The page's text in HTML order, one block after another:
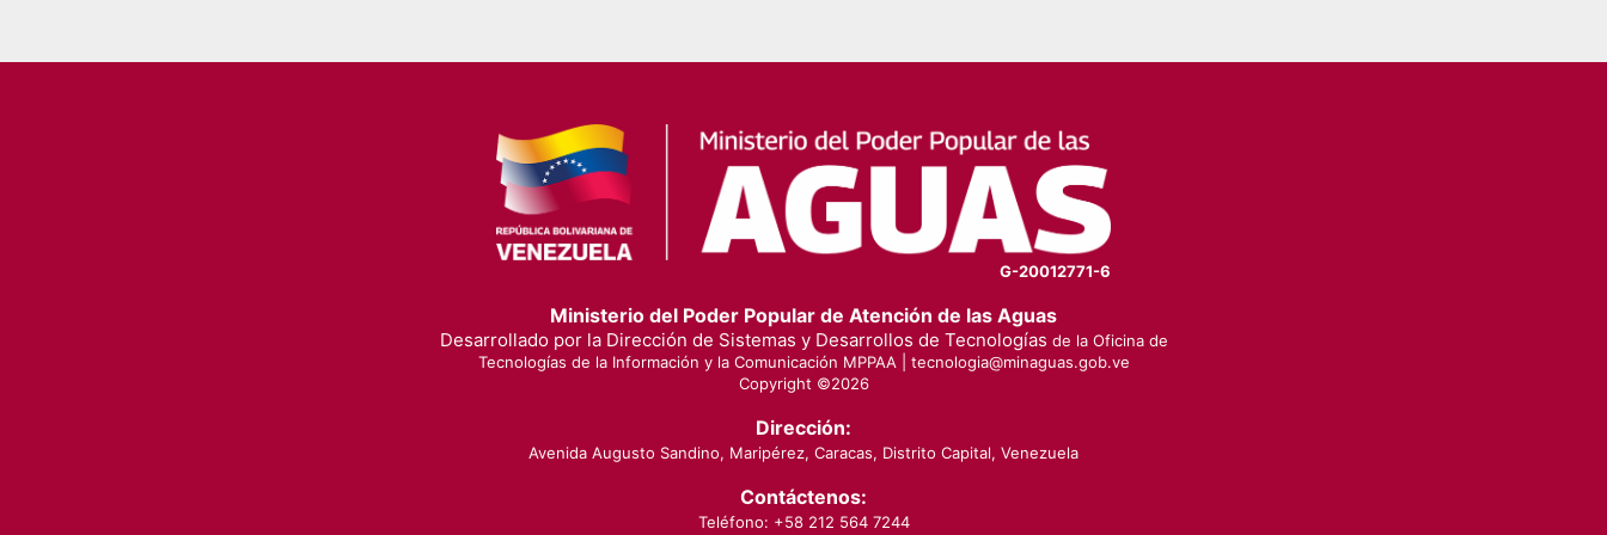
G-20012771-6
Ministerio del Poder Popular de Atención de las Aguas
Desarrollado por la Dirección de Sistemas y Desarrollos de Tecnologías de la Oficina de
Tecnologías de la Información y la Comunicación MPPAA | tecnologia@minaguas.gob.ve
Copyright ©2026
Dirección:
Avenida Augusto Sandino, Maripérez, Caracas, Distrito Capital, Venezuela
Contáctenos:
Teléfono: +58 212 564 7244